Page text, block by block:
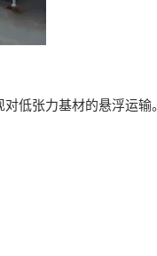
低张力基材的悬浮运输。